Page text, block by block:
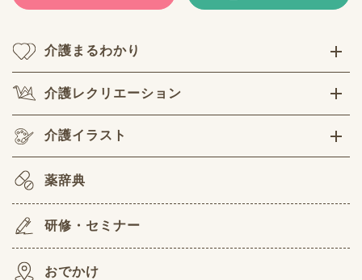
介護まるわかり
介護レクリエーション
介護イラスト
薬辞典
研修・セミナー
おでかけ